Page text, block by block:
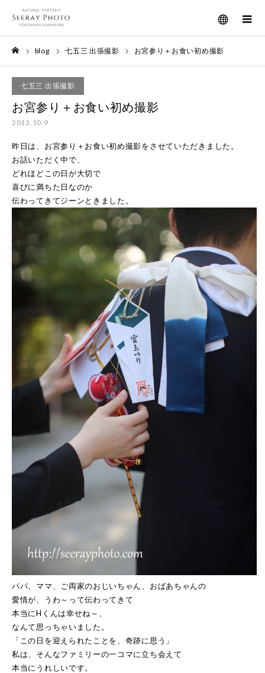
メニュー
blog 七五三 出張撮影 お宮参り＋お食い初め撮影
七五三 出張撮影
お宮参り＋お食い初め撮影
2013.10.9
昨日は、お宮参り＋お食い初め撮影をさせていただきました。
お話いただく中で、
どれほどこの日が大切で
喜びに満ちた日なのか
伝わってきてジーンときました。
パパ、ママ、ご両家のおじいちゃん、おばあちゃんの
愛情が、うわ～って伝わってきて
本当にHくんは幸せね～、
なんて思っちゃいました。
「この日を迎えられたことを、奇跡に思う」
私は、そんなファミリーの一コマに立ち会えて
本当にうれしいです。